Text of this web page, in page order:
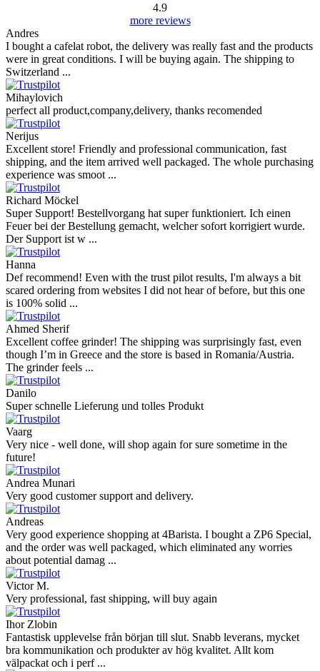
4.9
more reviews
Andres
I bought a cafelat robot, the delivery was really fast and the products
were in great conditions. I will be buying again. The shipping to
Switzerland ...
Mihaylovich
perfect all product,company,delivery, thanks recomended
Nerijus
Excellent store! Friendly and professional communication, fast
shipping, and the item arrived well packaged. The whole purchasing
experience was smoot ...
Richard Möckel
Super Support! Bestellvorgang hat super funktioniert. Ich einen
Feuer bei der Bestellung gemacht, welcher sofort korrigiert wurde.
Der Support ist w ...
Hanna
Def recommend! Even with the trust pilot results, I'm always a bit
scared ordering from websites I did not hear of before, but this one
is 100% solid ...
Ahmed Sherif
Excellent coffee grinder! The shipping was surprisingly fast, even
though I’m in Greece and the store is based in Romania/Austria.
The grinder feels ...
Danilo
Super schnelle Lieferung und tolles Produkt
Vaarg
Very nice - well done, will shop again for sure sometime in the
future!
Andrea Munari
Very good customer support and delivery.
Andreas
Very good experience shopping at 4Barista. I bought a ZP6 Special,
and the order was well packaged, which eliminated any worries
about potential damag ...
Victor M.
Very professional, fast shipping, will buy again
Ihor Zlobin
Fantastisk upplevelse från början till slut. Snabb leverans, mycket
bra kommunikation och produkter av hög kvalitet. Allt kom
välpackat och i perf ...